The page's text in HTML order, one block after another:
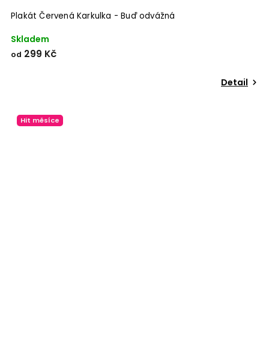
Plakát Červená Karkulka - Buď odvážná
Skladem
od 299 Kč
Detail
Hit měsíce